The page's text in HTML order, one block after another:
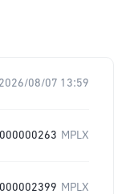
2026/08/07 13:59
MPLX
MPLX